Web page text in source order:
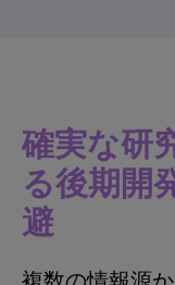
確実な研
る後期開
避